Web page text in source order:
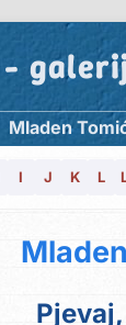
Mladen
I J K L